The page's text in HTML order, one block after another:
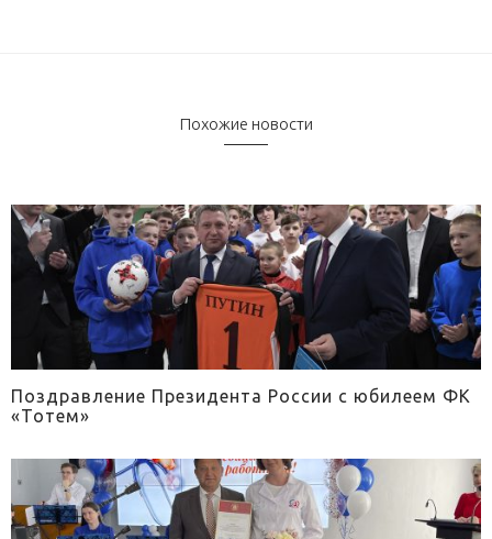
Похожие новости
Поздравление Президента России с юбилеем ФК
«Тотем»